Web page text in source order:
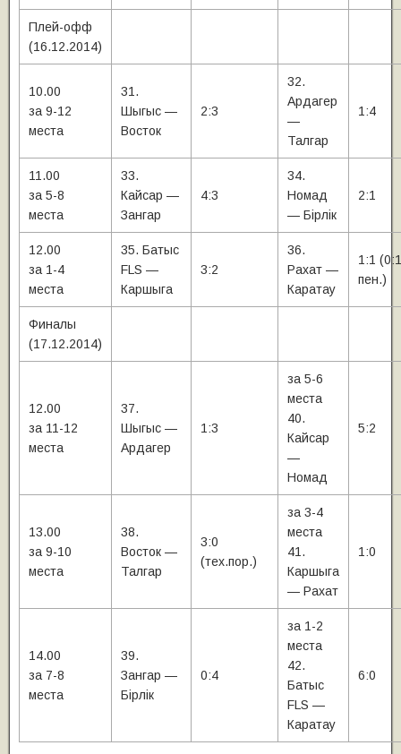
Плей-офф
(16.12.2014)
10.00
за 9-12
места
31.
Шыгыс —
Восток
2:3
32.
Ардагер
—
Талгар
1:4
11.00
за 5-8
места
33.
Кайсар —
Зангар
4:3
34.
Номад
— Бiрлiк
2:1
12.00
за 1-4
места
35. Батыс
FLS —
Каршыга
3:2
36.
Рахат —
Каратау
1:1
пен.)
Финалы
(17.12.2014)
12.00
за 11-12
места
37.
Шыгыс —
Ардагер
1:3
за 5-6
места
40.
Кайсар
—
Номад
5:2
13.00
за 9-10
места
38.
Восток —
Талгар
3:0
(тех.пор.)
за 3-4
места
41.
Каршыга
— Рахат
1:0
14.00
за 7-8
места
39.
Зангар —
Бiрлiк
0:4
за 1-2
места
42.
Батыс
FLS —
Каратау
6:0